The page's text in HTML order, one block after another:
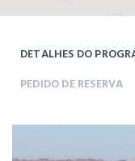
DETALHES DO
PEDIDO DE RESERVA